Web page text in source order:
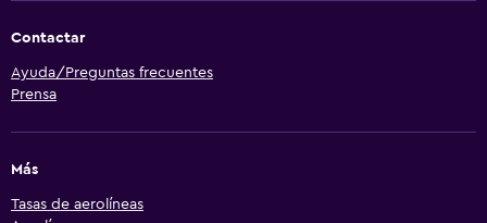
Contactar
Ayuda/Preguntas frecuentes
Prensa
Más
Tasas de aerolíneas